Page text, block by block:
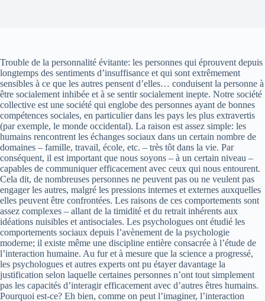
Trouble de la personnalité évitante: les personnes qui éprouvent depuis
longtemps des sentiments d’insuffisance et qui sont extrêmement
sensibles à ce que les autres pensent d’elles… conduisent la personne à
être socialement inhibée et à se sentir socialement inepte. Notre société
collective est une société qui englobe des personnes ayant de bonnes
compétences sociales, en particulier dans les pays les plus extravertis
(par exemple, le monde occidental). La raison est assez simple: les
humains rencontrent les échanges sociaux dans un certain nombre de
domaines – famille, travail, école, etc. – très tôt dans la vie. Par
conséquent, il est important que nous soyons – à un certain niveau –
capables de communiquer efficacement avec ceux qui nous entourent.
Cela dit, de nombreuses personnes ne peuvent pas ou ne veulent pas
engager les autres, malgré les pressions internes et externes auxquelles
elles peuvent être confrontées. Les raisons de ces comportements sont
assez complexes – allant de la timidité et du retrait inhérents aux
idéations nuisibles et antisociales. Les psychologues ont étudié les
comportements sociaux depuis l’avènement de la psychologie
moderne; il existe même une discipline entière consacrée à l’étude de
l’interaction humaine. Au fur et à mesure que la science a progressé,
les psychologues et autres experts ont pu étayer davantage la
justification selon laquelle certaines personnes n’ont tout simplement
pas les capacités d’interagir efficacement avec d’autres êtres humains.
Pourquoi est-ce? Eh bien, comme on peut l’imaginer, l’interaction